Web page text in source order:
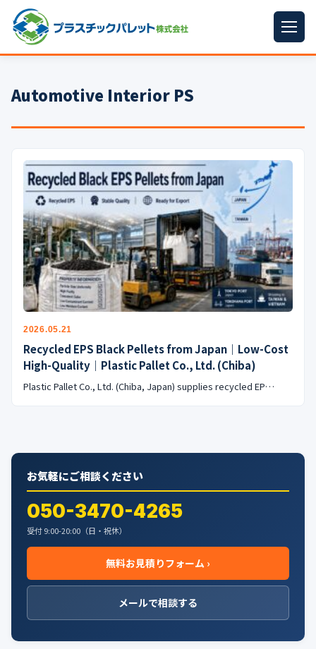
パレットサイズ
プラパレット ▼
コンテナ ▼
中古パレット
再生原料 ▼
梱包資材 ▼
イラン情勢まとめ ▼
公式ブログ
会社案内
Automotive Interior PS
2026.05.21
Recycled EPS Black Pellets from Japan｜Low-Cost
High-Quality｜Plastic Pallet Co., Ltd. (Chiba)
Plastic Pallet Co., Ltd. (Chiba, Japan) supplies recycled EP…
お気軽にご相談ください
050-3470-4265
受付 9:00-20:00（日・祝休）
無料お見積りフォーム ›
メールで相談する